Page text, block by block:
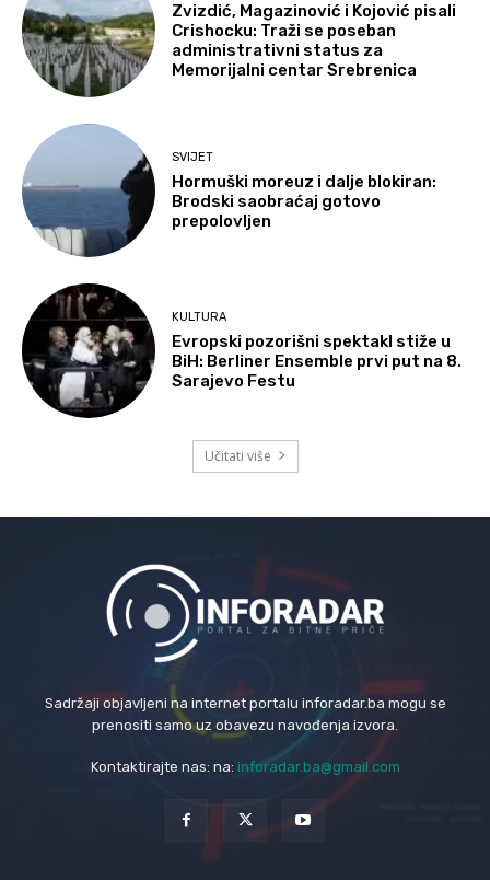
Zvizdić, Magazinović i Kojović pisali
Crishocku: Traži se poseban
administrativni status za
Memorijalni centar Srebrenica
SVIJET
Hormuški moreuz i dalje blokiran:
Brodski saobraćaj gotovo
prepolovljen
KULTURA
Evropski pozorišni spektakl stiže u
BiH: Berliner Ensemble prvi put na 8.
Sarajevo Festu
Učitati više
Sadržaji objavljeni na internet portalu inforadar.ba mogu se
prenositi samo uz obavezu navođenja izvora.
Kontaktirajte nas: na: inforadar.ba@gmail.com